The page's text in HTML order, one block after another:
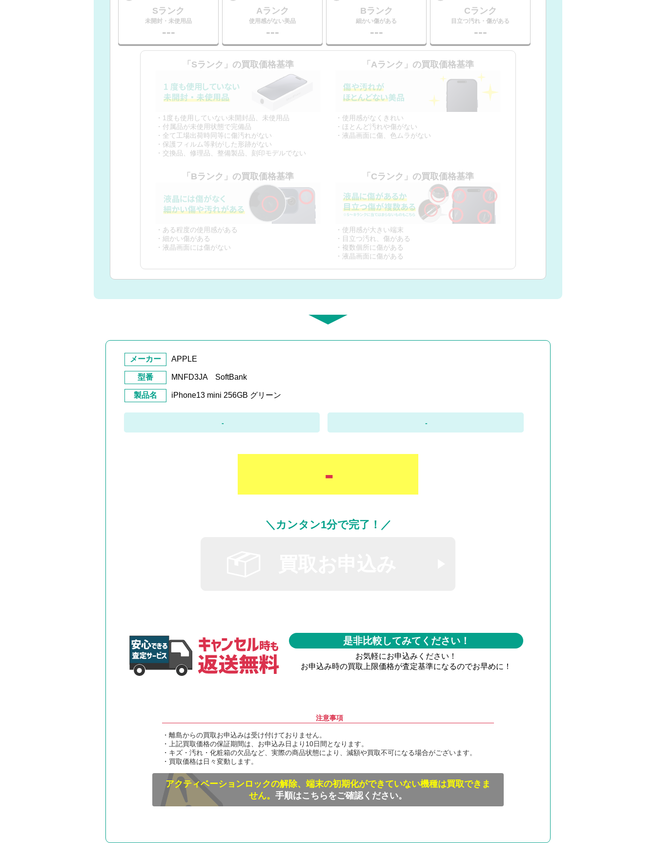
Sランク
未開封・未使用品
---
Aランク
使用感がない美品
---
Bランク
細かい傷がある
---
Cランク
目立つ汚れ・傷がある
---
「Sランク」 の買取価格基準
・1度も使用していない未開封品、未使用品
・付属品が未使用状態で完備品
・全て工場出荷時同等に傷汚れがない
・保護フィルム等剥がした形跡がない
・交換品、修理品、整備製品、刻印モデルでない
「Aランク」 の買取価格基準
・使用感がなくきれい
・ほとんど汚れや傷がない
・液晶画面に傷、色ムラがない
「Bランク」 の買取価格基準
・ある程度の使用感がある
・細かい傷がある
・液晶画面には傷がない
「Cランク」 の買取価格基準
・使用感が大きい端末
・目立つ汚れ、傷がある
・複数個所に傷がある
・液晶画面に傷がある
メーカー APPLE
型番 MNFD3JA SoftBank
製品名 iPhone13 mini 256GB グリーン
- -
-
＼カンタン1分で完了！／
是非比較してみてください！
お気軽にお申込みください！
お申込み時の買取上限価格が査定基準になるのでお早めに！
注意事項
・離島からの買取お申込みは受け付けておりません。
・上記買取価格の保証期間は、お申込み日より10日間となります。
・キズ・汚れ・化粧箱の欠品など、実際の商品状態により、減額や買取不可になる場合がございます。
・買取価格は日々変動します。
アクティベーションロックの解除、端末の初期化ができていない機種は買取できま
せん。 手順はこちらをご確認ください。